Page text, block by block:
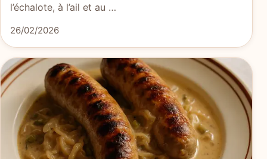
l’échalote, à l’ail et au …
26/02/2026